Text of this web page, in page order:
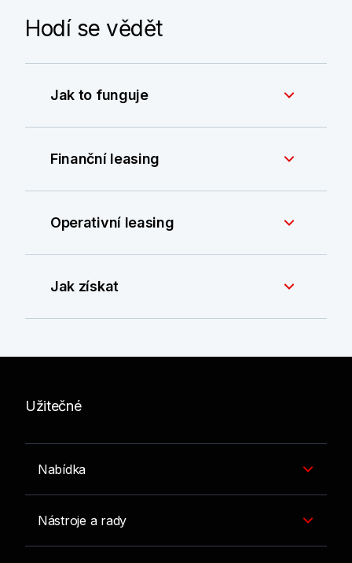
Hodí se vědět
Jak to funguje
Finanční leasing
Operativní leasing
Jak získat
Užitečné
Nabídka
Nástroje a rady